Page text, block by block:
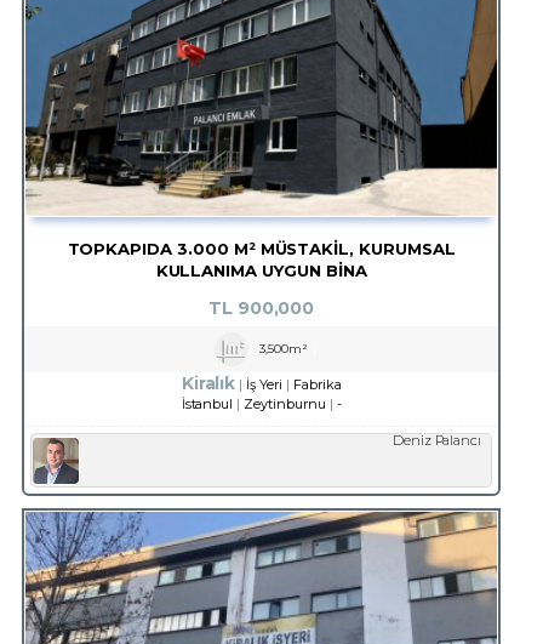
TOPKAPIDA 3.000 M² MÜSTAKİL, KURUMSAL
KULLANIMA UYGUN BİNA
TL900,000
3,500m²
Kiralık İş Yeri
Fabrika
İstanbul
Zeytinburnu -
Deniz Palancı